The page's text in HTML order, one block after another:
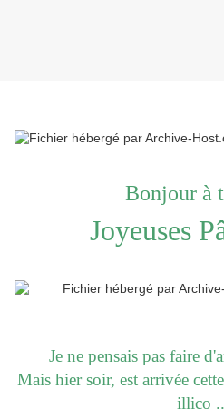
Bonjour à
Joyeuses
Je ne pensais pas faire
Mais hier soir, est arrivée
illico